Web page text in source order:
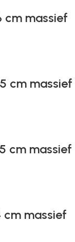
cm massief
cm massief
cm massief
massief